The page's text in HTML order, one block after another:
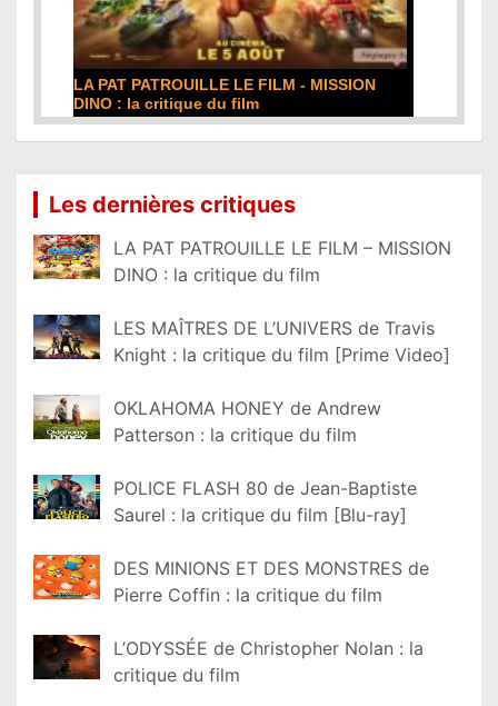
DE LA COMÉDIE-FRANÇAISE : la critique du
film
Les dernières critiques
LA PAT PATROUILLE LE FILM – MISSION
DINO : la critique du film
LES MAÎTRES DE L’UNIVERS de Travis
Knight : la critique du film [Prime Video]
OKLAHOMA HONEY de Andrew
Patterson : la critique du film
POLICE FLASH 80 de Jean-Baptiste
Saurel : la critique du film [Blu-ray]
DES MINIONS ET DES MONSTRES de
Pierre Coffin : la critique du film
L’ODYSSÉE de Christopher Nolan : la
critique du film